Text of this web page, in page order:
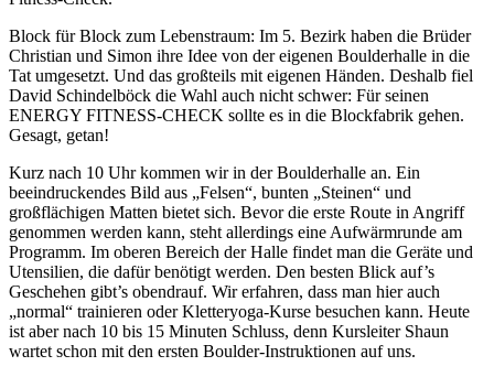
Block für Block zum Lebenstraum: Im 5. Bezirk haben die Brüder
Christian und Simon ihre Idee von der eigenen Boulderhalle in die
Tat umgesetzt. Und das großteils mit eigenen Händen. Deshalb fiel
David Schindelböck die Wahl auch nicht schwer: Für seinen
ENERGY FITNESS-CHECK sollte es in die Blockfabrik gehen.
Gesagt, getan!
Kurz nach 10 Uhr kommen wir in der Boulderhalle an. Ein
beeindruckendes Bild aus „Felsen“, bunten „Steinen“ und
großflächigen Matten bietet sich. Bevor die erste Route in Angriff
genommen werden kann, steht allerdings eine Aufwärmrunde am
Programm. Im oberen Bereich der Halle findet man die Geräte und
Utensilien, die dafür benötigt werden. Den besten Blick auf’s
Geschehen gibt’s obendrauf. Wir erfahren, dass man hier auch
„normal“ trainieren oder Kletteryoga-Kurse besuchen kann. Heute
ist aber nach 10 bis 15 Minuten Schluss, denn Kursleiter Shaun
wartet schon mit den ersten Boulder-Instruktionen auf uns.